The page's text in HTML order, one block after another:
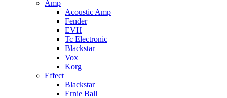
Amp
Acoustic Amp
Fender
EVH
Tc Electronic
Blackstar
Vox
Korg
Effect
Blackstar
Ernie Ball